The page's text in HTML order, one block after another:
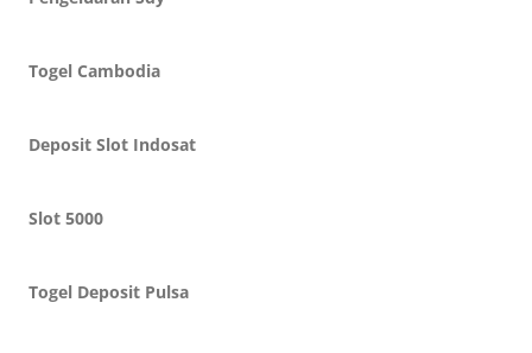
Togel Cambodia
Deposit Slot Indosat
Slot 5000
Togel Deposit Pulsa